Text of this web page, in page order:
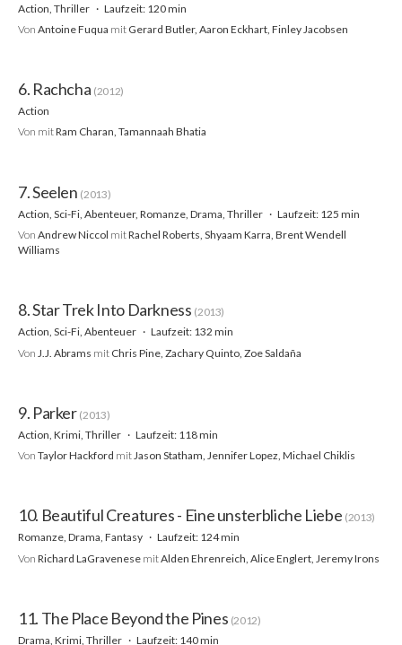
Action, Thriller
Laufzeit: 120 min
Von Antoine Fuqua mit Gerard Butler, Aaron Eckhart, Finley Jacobsen
6. Rachcha (2012)
Action
Von mitRam Charan, Tamannaah Bhatia
7. Seelen (2013)
Action, Sci-Fi, Abenteuer, Romanze, Drama, Thriller
Laufzeit: 125 min
Von Andrew Niccol mitRachel Roberts, Shyaam Karra, Brent Wendell
Williams
8. Star Trek Into Darkness (2013)
Action, Sci-Fi, Abenteuer
Laufzeit: 132 min
Von J.J. Abrams mit Chris Pine, Zachary Quinto, Zoe Saldaña
9. Parker (2013)
Action, Krimi, Thriller
Laufzeit: 118 min
Von Taylor Hackford mitJason Statham, Jennifer Lopez, Michael Chiklis
10. Beautiful Creatures - Eine unsterbliche Liebe (2013)
Romanze, Drama, Fantasy
Laufzeit: 124 min
Von Richard LaGravenese mitAlden Ehrenreich, Alice Englert, Jeremy Irons
11. The Place Beyond the Pines (2012)
Drama, Krimi, Thriller
Laufzeit: 140 min